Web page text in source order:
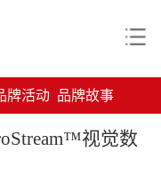
牌活动 品牌故事
视觉数